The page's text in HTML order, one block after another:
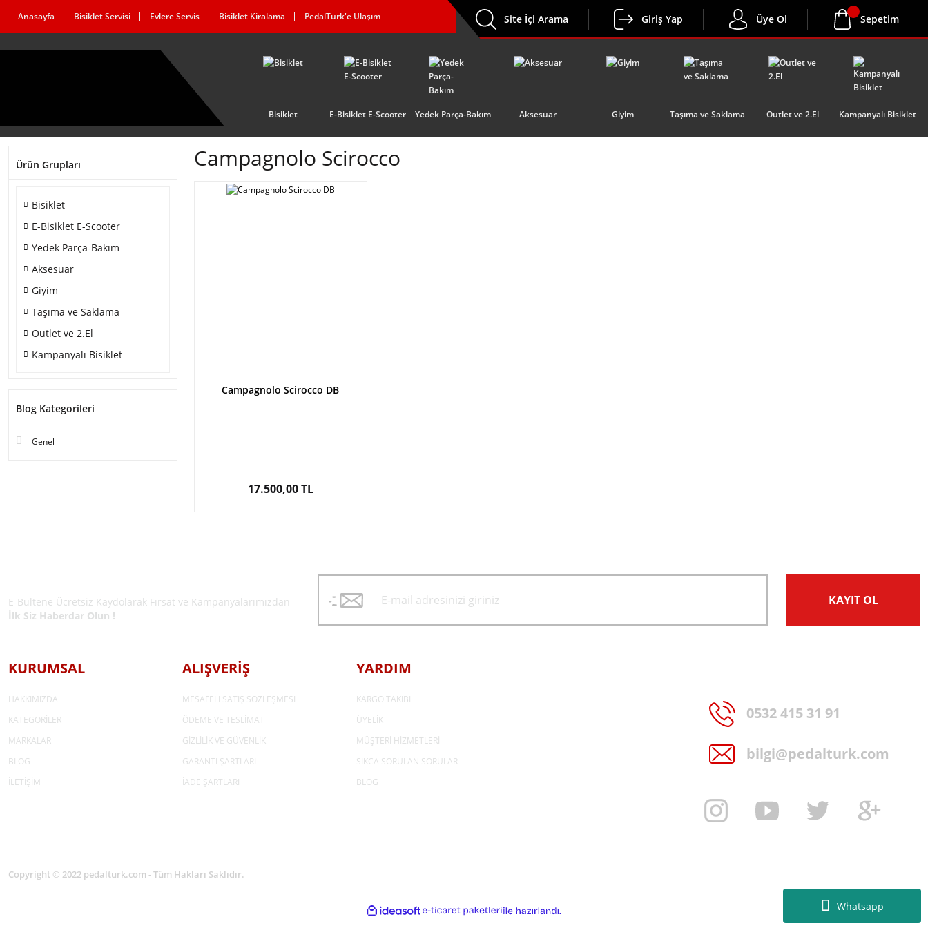
Whatsapp
Anasayfa Bisiklet Servisi Evlere Servis Bisiklet Kiralama PedalTürk'e Ulaşım Site İçi Arama Giriş Yap Üye Ol Sepetim
Bisiklet E-Bisiklet E-Scooter Yedek Parça-Bakım Aksesuar Giyim Taşıma ve Saklama Outlet ve 2.El Kampanyalı Bisiklet
Ürün Grupları
Bisiklet
E-Bisiklet E-Scooter
Yedek Parça-Bakım
Aksesuar
Giyim
Taşıma ve Saklama
Outlet ve 2.El
Kampanyalı Bisiklet
Blog Kategorileri
Genel
Campagnolo Scirocco
Campagnolo Scirocco DB
17.500,00 TL
E-Bültene Ücretsiz Kaydolarak Fırsat ve Kampanyalarımızdan
İlk Siz Haberdar Olun !
KAYIT OL
KURUMSAL
HAKKIMIZDA
KATEGORİLER
MARKALAR
BLOG
İLETİŞİM
ALIŞVERİŞ
MESAFELİ SATIŞ SÖZLEŞMESİ
ÖDEME VE TESLİMAT
GİZLİLİK VE GÜVENLİK
GARANTİ ŞARTLARI
İADE ŞARTLARI
YARDIM
KARGO TAKİBİ
ÜYELİK
MÜŞTERİ HİZMETLERİ
SIKCA SORULAN SORULAR
BLOG
0532 415 31 91
bilgi@pedalturk.com
Copyright © 2022 pedalturk.com - Tüm Hakları Saklıdır.
ideasoft
e-
ile